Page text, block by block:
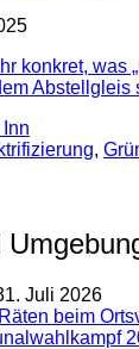
konkret,
Abstellgleis
,
Juli 2026
beim